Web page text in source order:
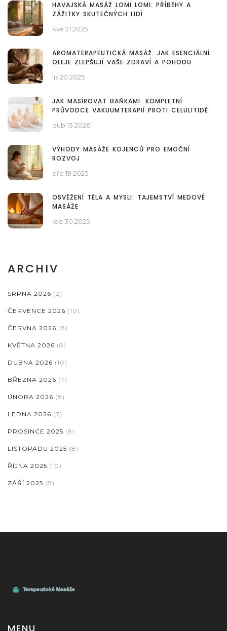
HAVAJSKÁ MASÁŽ LOMI LOMI: PŘÍBĚHY A
ZÁŽITKY SKUTEČNÝCH LIDÍ
kvě 21 2025
AROMATERAPEUTICKÁ MASÁŽ: JAK ESENCIÁLNÍ
OLEJE ZLEPŠUJÍ VAŠE ZDRAVÍ A POHODU
lis 20 2025
JAK MASÍROVAT BAŇKAMI: KOMPLETNÍ
PRŮVODCE VAKUUMTERAPIÍ PROTI CELULITIDĚ
dub 13 2026
VÝHODY MASÁŽE KOJENCŮ PRO EMOČNÍ
ROZVOJ
bře 19 2025
OSVĚŽENÍ TĚLA A MYSLI: TAJEMSTVÍ MEDOVÉ
MASÁŽE
led 30 2025
ARCHIV
SRPNA 2026 (2)
ČERVENCE 2026 (10)
ČERVNA 2026 (8)
KVĚTNA 2026 (8)
DUBNA 2026 (10)
BŘEZNA 2026 (7)
ÚNORA 2026 (8)
LEDNA 2026 (7)
PROSINCE 2025 (8)
LISTOPADU 2025 (8)
ŘÍJNA 2025 (10)
ZÁŘÍ 2025 (8)
MENU